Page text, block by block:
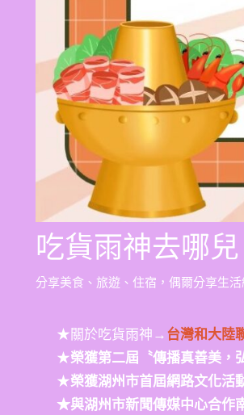
吃貨雨神去哪兒
分享美食、旅遊、住宿，偶爾分享生活
★關於吃貨雨神→台灣和大陸
★榮獲第二屆〝傳播真善美，
★榮獲湖州市首屆網路文化活
★與湖州市新聞傳媒中心合作